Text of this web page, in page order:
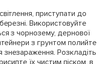
приступати до
Використовуйте
з чорнозему, дернової
з грунтом полийте
Розкладіть